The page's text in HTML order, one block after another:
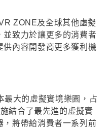
ZONE及全球其他虛擬
並致力於讓更多的消費者
供內容開發商更多獲利機
大的虛擬實境樂園，占
結合了最先進的虛擬實
，將帶給消費者一系列前